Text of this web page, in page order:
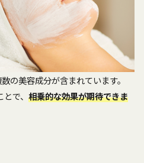
の美容成分が含まれています。
で、 相乗的な効果が期待できま